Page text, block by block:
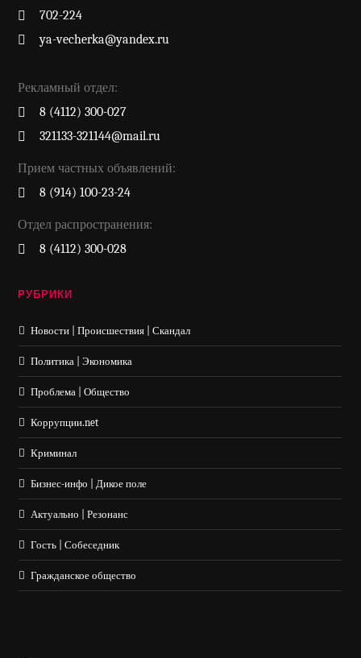
702-224
ya-vecherka@yandex.ru
Рекламный отдел:
8 (4112) 300-027
321133-321144@mail.ru
Прием частных объявлений:
8 (914) 100-23-24
Отдел распространения:
8 (4112) 300-028
РУБРИКИ
Новости | Происшествия | Скандал
Политика | Экономика
Проблема | Общество
Коррупции.net
Криминал
Бизнес-инфо | Дикое поле
Актуально | Резонанс
Гость | Собеседник
Гражданское общество